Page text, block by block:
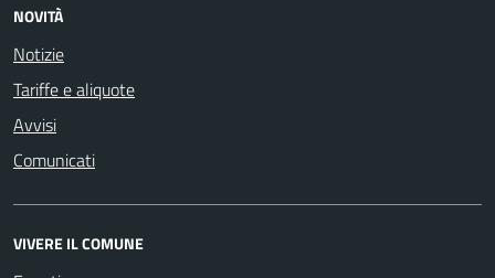
NOVITÀ
Notizie
Tariffe e aliquote
Avvisi
Comunicati
VIVERE IL COMUNE